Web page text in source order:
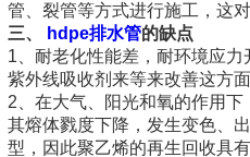
管、裂管等方式进行施工，这
三、
hdpe排水管的缺点
1、耐老化性能差，耐环境应
紫外线吸收剂来等来改善这方面
2、在大气、阳光和氧的作用
其熔体戮度下降，发生变色、
型，因此聚乙烯的再生回收具